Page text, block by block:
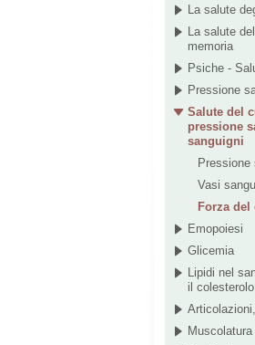
La salute
La salute
memoria
Psiche -
Pressione
Salute del
pressione
sanguigni
Pressione
Vasi
Forza del
Emopoiesi
Glicemia
Lipidi nel
il
Muscolatura